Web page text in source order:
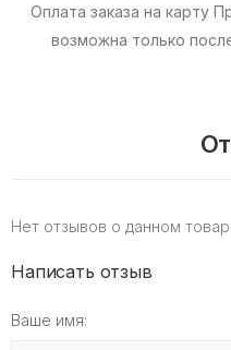
Оплата заказа на карту
возможна только
Нет отзывов о данном
Написать отзыв
Ваше имя: